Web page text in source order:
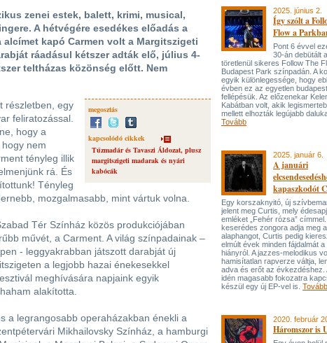
zenei estek, balett, krimi, musical,
A hétvégére esedékes előadás a
kapó Carmen volt a Margitszigeti
ráadásul kétszer adták elő, július 4-
teltházas közönség előtt. Nem
megosztás
kapcsolódó cikkek
Tűzmadár és Tavaszi Áldozat, plusz
margitszigeti madarak és nyári
kabócák
részletben, egy
feliratozással.
hogy a
nem
tényleg illik
rá. És
Tényleg
mozgalmasabb, mint vártuk volna.
Tér Színház közös produkciójában
művét, a Carment. A világ színpadainak –
- leggyakrabban játszott darabját új
a legjobb hazai énekesekkel
meghívására napjaink egyik
alakította.
a legrangosabb operaházakban énekli a
Mikhailovsky Színház, a hamburgi
2025. június 2.
Így szólt a
Flow a
Pont 6 évvel
30-án debütált
töretlenül sikeres Follow The
Budapest Park színpadán. A
egyik különlegessége, hogy
évben ez az egyetlen
fellépésük. Az előzenekar
Kabátban volt, akik
mellett elhozták legújabb
Tovább
2025. január 6.
A januári
kapaszkodót
Egy korszaknyitó, új
jelent meg Curtis, mely
emléket „Fehér rózsa” címmel.
keserédes zongora adja meg
alaphangot, Curtis pedig
elmúlt évek minden fájdalmát a
hiányról. A jazzes-melodikus
hamisítatlan rapverze váltja,
adva és erőt az évkezdéshez.
idén magasabb fokozatra
készül egy új EP-vel is. Tovább
2020. február
Háromszor is